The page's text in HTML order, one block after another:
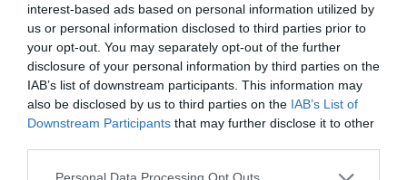
interest-based ads based on personal information utilized by
us or personal information disclosed to third parties prior to
your opt-out. You may separately opt-out of the further
disclosure of your personal information by third parties on the
IAB’s list of downstream participants. This information may
also be disclosed by us to third parties on the IAB’s List of
Downstream Participants that may further disclose it to other
program
indult
amelyek
hétfőtől
lépnek
érvénybe
Ez is érdekelheti